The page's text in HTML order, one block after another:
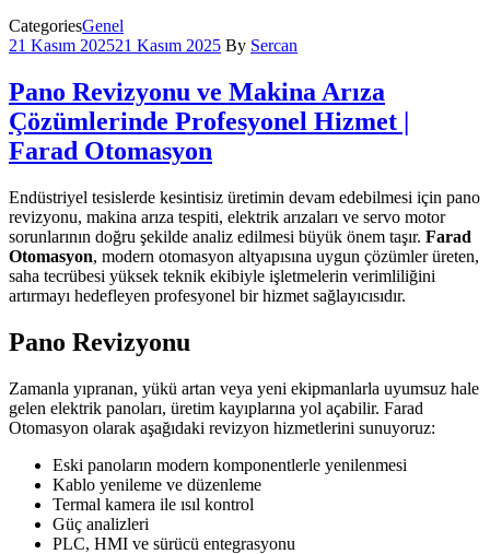
CategoriesGenel
21 Kasım 202521 Kasım 2025 By Sercan
Pano Revizyonu ve Makina Arıza
Çözümlerinde Profesyonel Hizmet |
Farad Otomasyon
Endüstriyel tesislerde kesintisiz üretimin devam edebilmesi için pano
revizyonu, makina arıza tespiti, elektrik arızaları ve servo motor
sorunlarının doğru şekilde analiz edilmesi büyük önem taşır. Farad
Otomasyon, modern otomasyon altyapısına uygun çözümler üreten,
saha tecrübesi yüksek teknik ekibiyle işletmelerin verimliliğini
artırmayı hedefleyen profesyonel bir hizmet sağlayıcısıdır.
Pano Revizyonu
Zamanla yıpranan, yükü artan veya yeni ekipmanlarla uyumsuz hale
gelen elektrik panoları, üretim kayıplarına yol açabilir. Farad
Otomasyon olarak aşağıdaki revizyon hizmetlerini sunuyoruz:
Eski panoların modern komponentlerle yenilenmesi
Kablo yenileme ve düzenleme
Termal kamera ile ısıl kontrol
Güç analizleri
PLC, HMI ve sürücü entegrasyonu